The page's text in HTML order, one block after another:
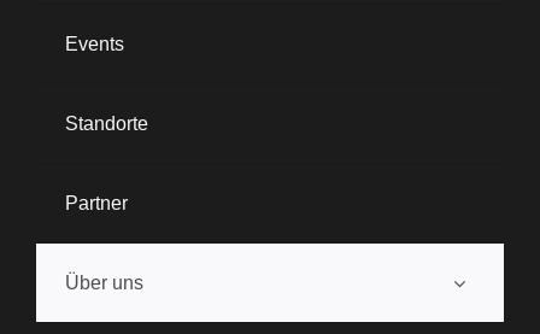
Events
Standorte
Partner
Über uns